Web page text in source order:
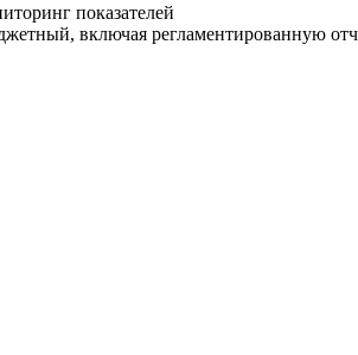
показателей
включая регламентированную